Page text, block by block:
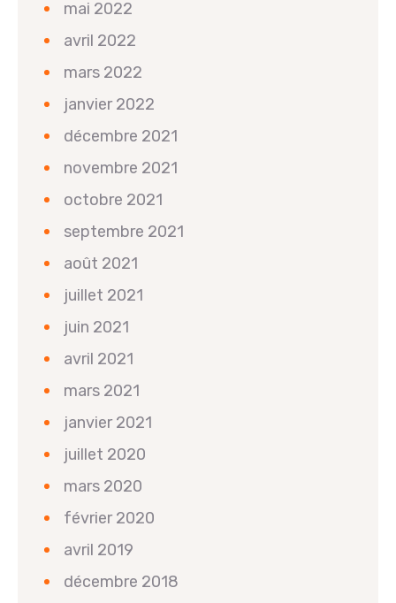
mai 2022
avril 2022
mars 2022
janvier 2022
décembre 2021
novembre 2021
octobre 2021
septembre 2021
août 2021
juillet 2021
juin 2021
avril 2021
mars 2021
janvier 2021
juillet 2020
mars 2020
février 2020
avril 2019
décembre 2018